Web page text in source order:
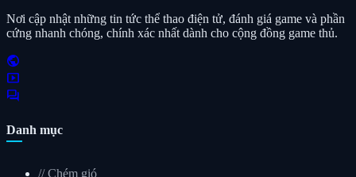
Nơi cập nhật những tin tức thể thao điện tử, đánh giá game và phần
cứng nhanh chóng, chính xác nhất dành cho cộng đồng game thủ.
public
smart_display
forum
Danh mục
// Chém gió